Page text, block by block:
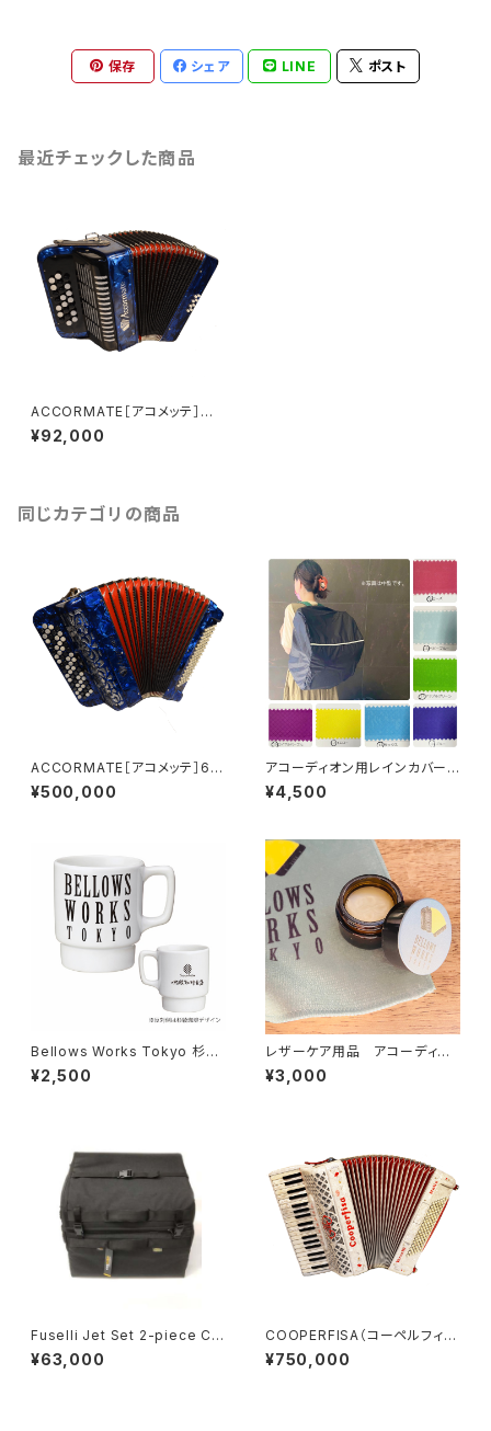
保存 シェア LINE ポスト
最近チェックした商品
ACCORMATE［アコメッテ］Ｍｉ
ｎｉ22ボタン 8ベース
¥92,000
同じカテゴリの商品
ACCORMATE［アコメッテ］60
ボタン 96BASS
¥500,000
アコーディオン用レインカバー
中型 カラーオーダー【ドイツ水
害チャリティ商品】
¥4,500
Bellows Works Tokyo 杉綾
珈琲豆店 マグカップ
¥2,500
レザーケア用品 アコーディオ
ンベルト用
¥3,000
Fuselli Jet Set 2-piece Chr
omatic Accordion Gig-Bag
（フセリ ジェット セット 2ピース
¥63,000
COOPERFISA（コーペルフィ
サ）
¥750,000